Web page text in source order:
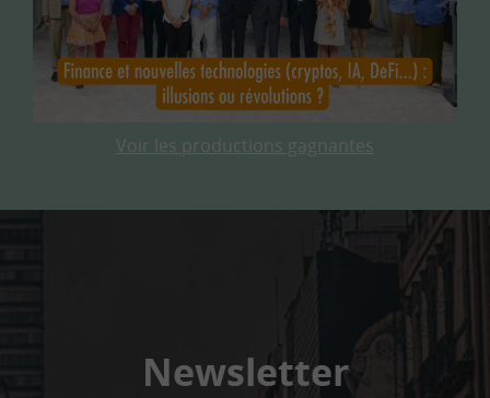
Voir les productions gagnantes
Newsletter